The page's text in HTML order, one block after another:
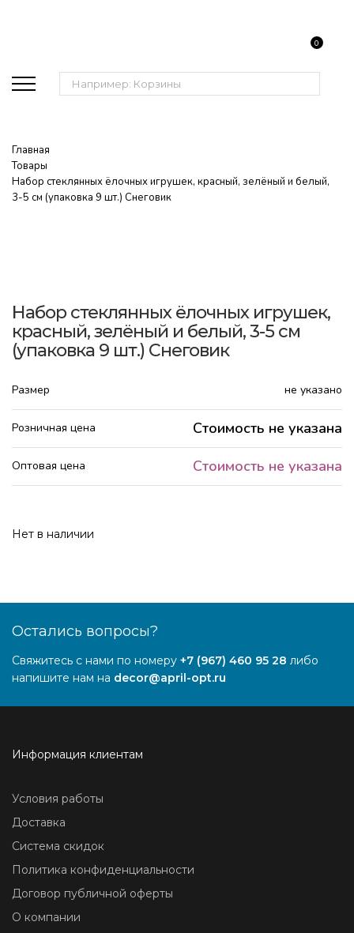
Поиск:
0
Главная
Товары
Набор стеклянных ёлочных игрушек, красный, зелёный и белый,
3-5 см (упаковка 9 шт.) Снеговик
Набор стеклянных ёлочных игрушек,
красный, зелёный и белый, 3-5 см
(упаковка 9 шт.) Снеговик
Размер не указано
Розничная цена Стоимость не указана
Оптовая цена Стоимость не указана
Нет в наличии
Остались вопросы?
Свяжитесь с нами по номеру +7 (967) 460 95 28 либо
напишите нам на decor@april-opt.ru
Информация клиентам
Условия работы
Доставка
Система скидок
Политика конфиденциальности
Договор публичной оферты
О компании